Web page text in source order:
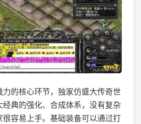
的核心环节，独家仿盛大传奇世
经典的强化、合成体系，没有复杂
很容易上手。基础装备可以通过打